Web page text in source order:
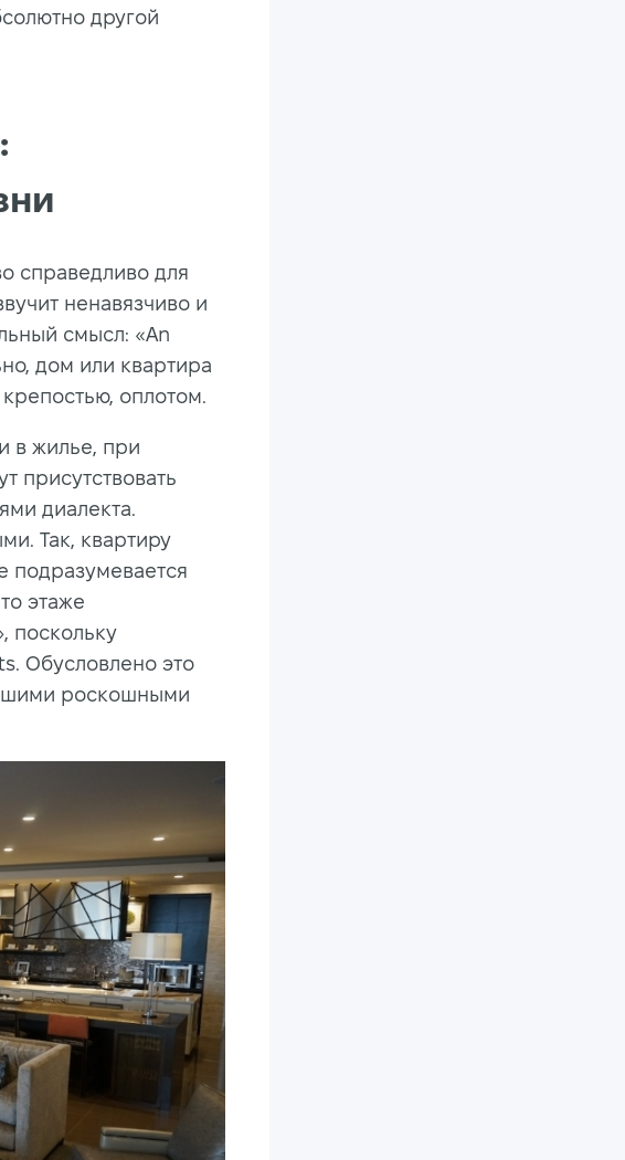
другой
справедливо для
ненавязчиво и
смысл: «An
дом или квартира
оплотом.
в жилье, при
присутствовать
диалекта.
Так, квартиру
подразумевается
этаже
поскольку
Обусловлено это
роскошными